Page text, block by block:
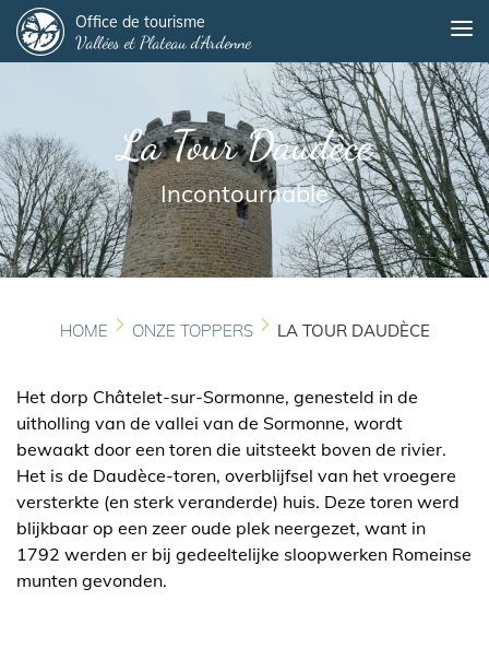
en
naar
de
inhoud
gaan
Office de tourisme
Vallées et Plateau d'Ardenne
La Tour Daudèce
Incontournable
HOME ONZE TOPPERS LA TOUR DAUDÈCE
Het dorp Châtelet-sur-Sormonne, genesteld in de
uitholling van de vallei van de Sormonne, wordt
bewaakt door een toren die uitsteekt boven de rivier.
Het is de Daudèce-toren, overblijfsel van het vroegere
versterkte (en sterk veranderde) huis. Deze toren werd
blijkbaar op een zeer oude plek neergezet, want in
1792 werden er bij gedeeltelijke sloopwerken Romeinse
munten gevonden.
Panneau de gestion des cookies